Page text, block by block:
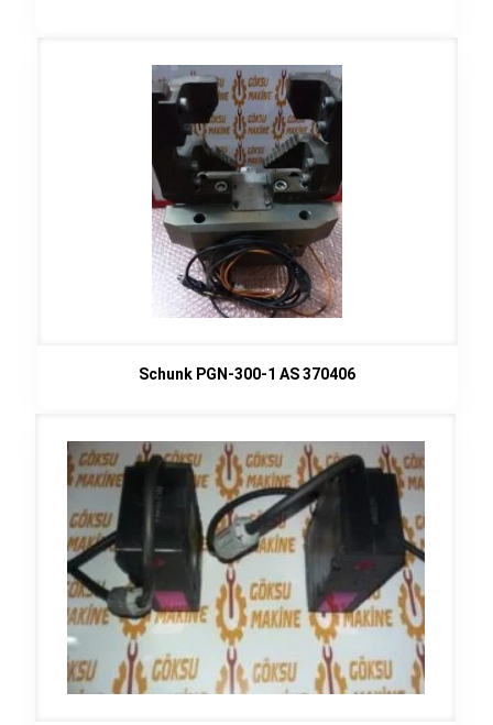
89,00€.
Schunk PGN-300-1 AS 370406